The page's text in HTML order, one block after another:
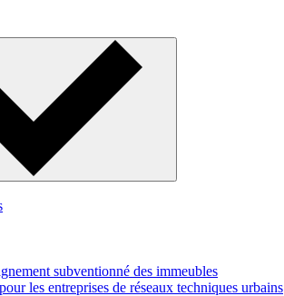
subventionné des immeubles
les entreprises de réseaux techniques urbains